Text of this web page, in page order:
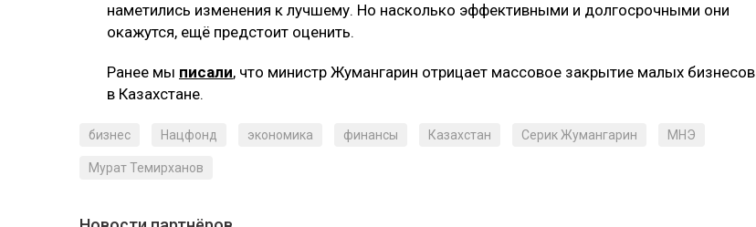
наметились изменения к лучшему. Но насколько эффективными и долгосрочными они
окажутся, ещё предстоит оценить.
Ранее мы писали, что министр Жумангарин отрицает массовое закрытие малых бизнесов
в Казахстане.
бизнес Нацфонд экономика финансы Казахстан Серик Жумангарин МНЭ
Мурат Темирханов